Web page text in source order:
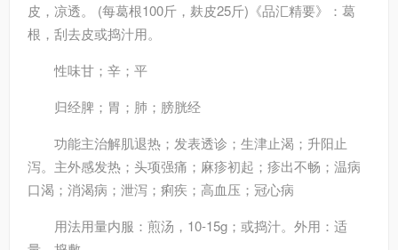
皮，凉透。 (每葛根100斤，麸皮25斤)《品汇精要》：葛
根，刮去皮或捣汁用。
性味甘；辛；平
归经脾；胃；肺；膀胱经
功能主治解肌退热；发表透诊；生津止渴；升阳止
泻。主外感发热；头项强痛；麻疹初起；疹出不畅；温病
口渴；消渴病；泄泻；痢疾；高血压；冠心病
用法用量内服：煎汤，10-15g；或捣汁。外用：适